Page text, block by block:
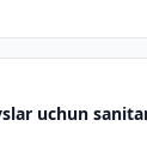
uchun